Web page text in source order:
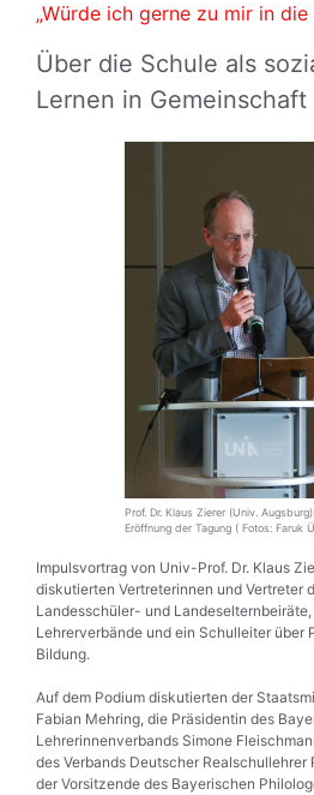
„Würde ich gerne zu mir in die
Über die Schule als
Lernen in Gemeinschaft
Prof. Dr. Klaus Zierer (Univ.
Eröffnung der Tagung ( Fotos: Faruk
Impulsvortrag von Univ-Prof. Dr. Klaus
diskutierten Vertreterinnen und Vertreter
Landesschüler- und
Lehrerverbände und ein Schulleiter über
Bildung.
Auf dem Podium diskutierten der
Fabian Mehring, die Präsidentin des
Lehrerinnenverbands Simone
des Verbands Deutscher Realschullehrer
der Vorsitzende des Bayerischen